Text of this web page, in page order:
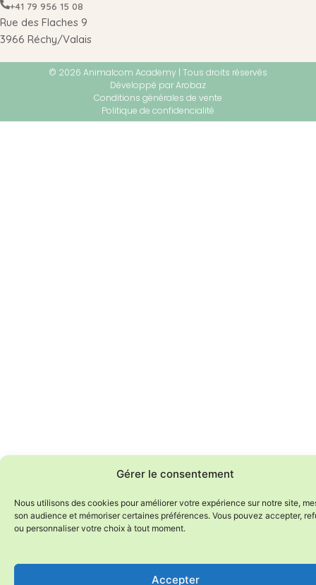
Gérer le consentement
Nous utilisons des cookies pour améliorer votre expérience sur notre site,
son audience et mémoriser certaines préférences. Vous pouvez accepter,
ou personnaliser votre choix à tout moment.
Accepter
+41 79 956 15 08
Rue des Flaches 9
3966 Réchy/Valais
© 2026 Animalcom Academy | Tous droits réservés
Développé par Arobaz
Conditions générales de vente
Politique de confidencialité